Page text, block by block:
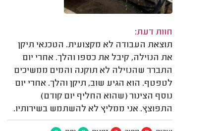
חוות דעת:
תוצאת העבודה לא מקצועית. הטכנאי תיקן
את הנזילה, קיבל את כספו והלך. אחרי יום
התברר שהנזילה לא תוקנה והמים ממשיכים
לטפטף. הוא הגיע שוב, תיקן והלך. אחרי יום
נוסף הצינור (שהוא החליף יום קודם)
התפוצץ. אני ממליץ לא להשתמש בשירותיו.